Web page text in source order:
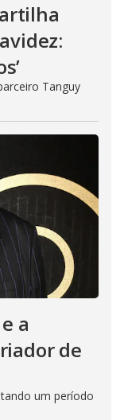
Tanguy
a
de
um período